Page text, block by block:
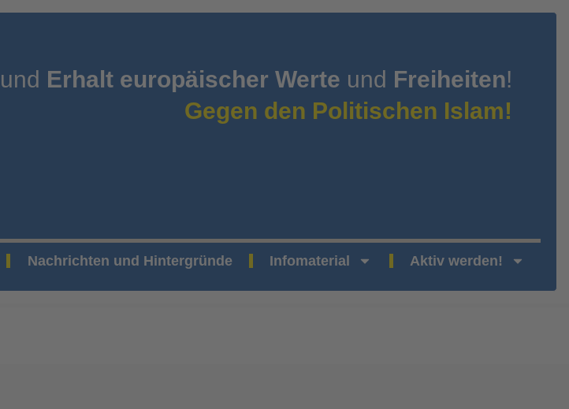
und Erhalt europäischer Werte und Freiheiten!
Gegen den Politischen Islam!
Nachrichten und Hintergründe Infomaterial Aktiv werden!